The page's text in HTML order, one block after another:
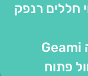
חללים רנפק
פתוח